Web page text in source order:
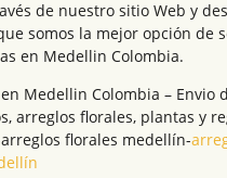
de nuestro sitio Web y
somos la mejor opción de
en Medellin Colombia.
Medellin Colombia – Envio
arreglos florales, plantas y
florales medellín-